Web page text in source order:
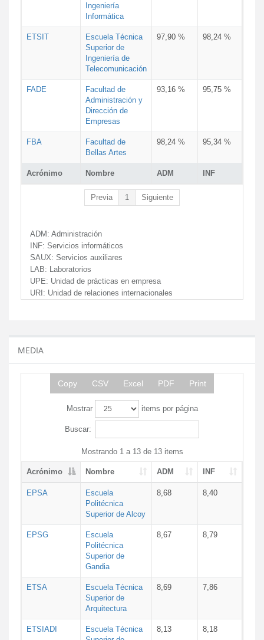
Acrónimo Nombre ADM INF
Ingeniería
Informática
ETSIT
Escuela Técnica
Superior de
Ingeniería de
Telecomunicación
97,90 % 98,24 %
FADE
Facultad de
Administración y
Dirección de
Empresas
93,16 % 95,75 %
FBA
Facultad de
Bellas Artes
98,24 % 95,34 %
Previa 1 Siguiente
ADM: Administración
INF: Servicios informáticos
SAUX: Servicios auxiliares
LAB: Laboratorios
UPE: Unidad de prácticas en empresa
URI: Unidad de relaciones internacionales
MEDIA
Copy CSV Excel PDF Print
Mostrar items por página
Buscar:
Mostrando 1 a 13 de 13 items
Acrónimo Nombre ADM INF
EPSA
Escuela
Politécnica
Superior de Alcoy
8,68 8,40
EPSG
Escuela
Politécnica
Superior de
Gandia
8,67 8,79
ETSA
Escuela Técnica
Superior de
Arquitectura
8,69 7,86
ETSIADI
Escuela Técnica
8,13 8,18